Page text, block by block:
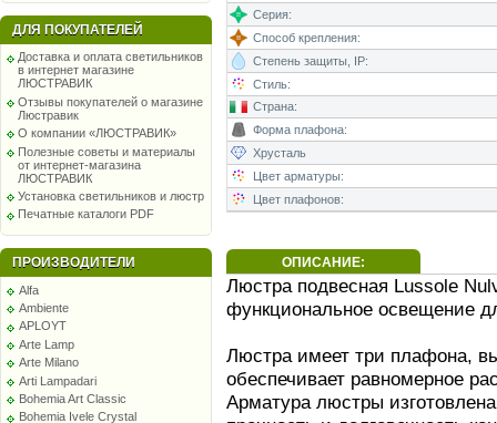
ДЛЯ ПОКУПАТЕЛЕЙ
Доставка и оплата светильников
в интернет магазине
ЛЮСТРАВИК
Отзывы покупателей о магазине
Люстравик
О компании «ЛЮСТРАВИК»
Полезные советы и материалы
от интернет-магазина
ЛЮСТРАВИК
Установка светильников и люстр
Печатные каталоги PDF
ПРОИЗВОДИТЕЛИ
Alfa
Ambiente
APLOYT
Arte Lamp
Arte Milano
Arti Lampadari
Bohemia Art Classic
Bohemia Ivele Crystal
Серия:
Способ крепления:
Степень защиты, IP:
Стиль:
Страна:
Форма плафона:
Хрусталь
Цвет арматуры:
Цвет плафонов:
ОПИСАНИЕ:
Люстра подвесная Lussole
функциональное освещение
Люстра имеет три плафона,
обеспечивает равномерное
Арматура люстры